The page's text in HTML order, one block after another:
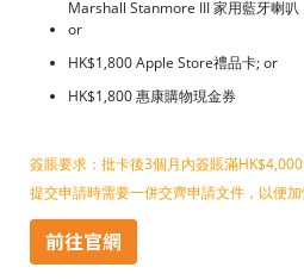
Marshall Stanmore III 家用藍牙喇
or
HK$1,800 Apple Store禮品卡; or
HK$1,800 惠康購物現金券
簽賬要求：批卡後3個月內簽賬滿
提交申請時需要一併交齊申請文件，以便加